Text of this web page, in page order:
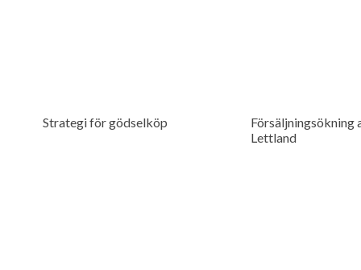
Strategi för gödselköp
Försäljningsökning
Lettland